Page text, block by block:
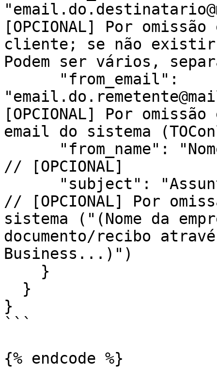
[OPCIONAL] Por
cliente; se não existir
Podem ser vários,
[OPCIONAL] Por
email do sistema
// [OPCIONAL]
// [OPCIONAL] Por
sistema ("(Nome da
documento/recibo
Business...)")
}
```
{% endcode %}